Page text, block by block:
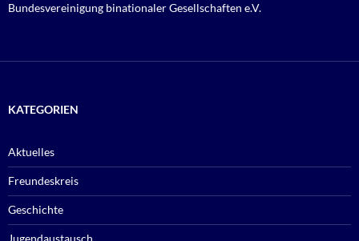
Bundesvereinigung binationaler Gesellschaften e.V.
KATEGORIEN
Aktuelles
Freundeskreis
Geschichte